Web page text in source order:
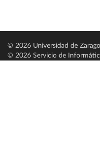
© 2026 Universidad de
© 2026 Servicio de